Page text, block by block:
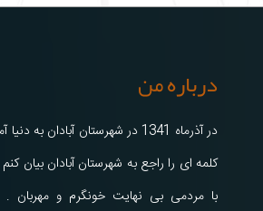
درباره من
در آذرماه 1341 در شهرستان آبادان
کلمه ای را راجع به شهرستان آبادان بیان
با مردمی بی نهایت خونگرم و مهربان .